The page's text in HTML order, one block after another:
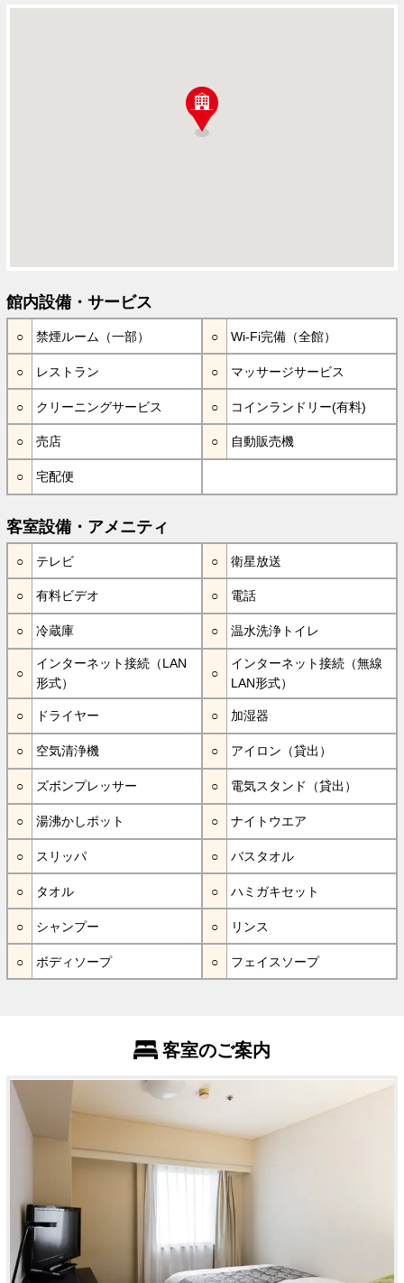
館内設備・サービス
禁煙ルーム（一部） Wi-Fi完備（全館）
レストラン マッサージサービス
クリーニングサービス コインランドリー(有料)
売店 自動販売機
宅配便
客室設備・アメニティ
テレビ 衛星放送
有料ビデオ 電話
冷蔵庫 温水洗浄トイレ
インターネット接続（LAN
形式）
インターネット接続（無線
LAN形式）
ドライヤー 加湿器
空気清浄機 アイロン（貸出）
ズボンプレッサー 電気スタンド（貸出）
湯沸かしポット ナイトウエア
スリッパ バスタオル
タオル ハミガキセット
シャンプー リンス
ボディソープ フェイスソープ
客室のご案内